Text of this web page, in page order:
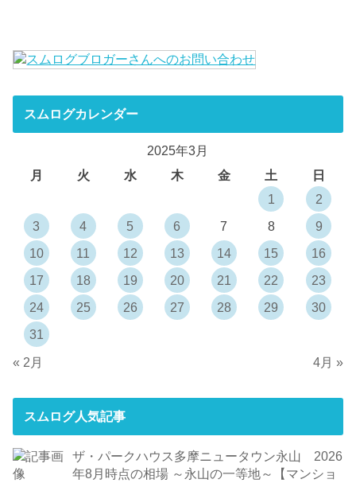
スムログカレンダー
2025年3月
月
火 水 木 金 土
日
1
2
3
4 5 6 7 8
9
10
11 12 13 14 15
16
17
18 19 20 21 22
23
24
25 26 27 28 29
30
31
« 2月
4月 »
スムログ人気記事
ザ・パークハウス多摩ニュータウン永山 2026
年8月時点の相場 ～永山の一等地～【マンショ